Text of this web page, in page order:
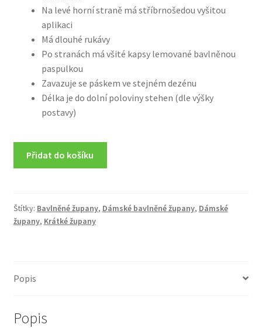
Na levé horní straně má stříbrnošedou vyšitou
aplikaci
Má dlouhé rukávy
Po stranách má všité kapsy lemované bavlněnou
paspulkou
Zavazuje se páskem ve stejném dezénu
Délka je do dolní poloviny stehen (dle výšky
postavy)
Přidat do košíku
Štítky: Bavlněné župany, Dámské bavlněné župany, Dámské
župany, Krátké župany
Popis
Popis